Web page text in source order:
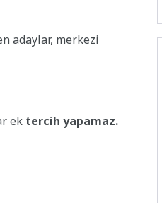
adaylar, merkezi
ek tercih yapamaz.